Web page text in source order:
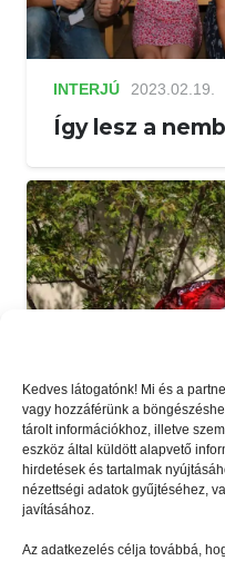
Kedves látogatónk! Mi és a
vagy hozzáférünk a
tárolt információkhoz, illetve
eszköz által küldött alapvető
hirdetések és tartalmak
nézettségi adatok gyűjtéséhez,
javításához.
Az adatkezelés célja továbbá,
INTERJÚ 2023.02.19.
Így lesz a
INTERJÚ
A tábor